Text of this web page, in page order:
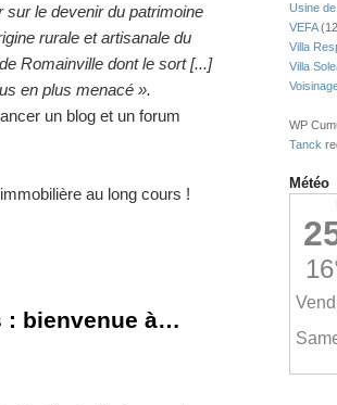
sur le devenir du patrimoine
rurale et artisanale du
Romainville dont le sort [...]
en plus menacé ».
un blog et un forum
au long cours !
: bienvenue à…
Usine
VEFA
Villa
Villa
WP
Tanck
Météo